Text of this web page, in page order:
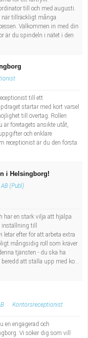
till och med augusti.
när tillräckligt många
Välkommen in med din
är du spindeln i nätet i den
till ett
startar med kort varsel
till övertag. Rollen
är företagets ansikte utåt,
och enklare
receptionist är du den första
i Helsingborg!
(Publ)
har en stark vilja att hjälpa
till
efter för att arbeta extra
mångsidig roll som kräver
tjänsten - du ska ha
att ställa upp med ko...
Kontorsreceptionist
en engagerad och
Vi söker dig som vill